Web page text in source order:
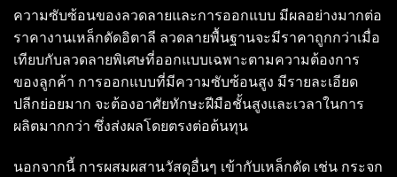
ความซับซ้อนของลวดลายและการออกแบบ มีผลอย่างมากต่อ
ราคางานเหล็กดัดอิตาลี ลวดลายพื้นฐานจะมีราคาถูกกว่าเมื่อ
เทียบกับลวดลายพิเศษที่ออกแบบเฉพาะตามความต้องการ
ของลูกค้า การออกแบบที่มีความซับซ้อนสูง มีรายละเอียด
ปลีกย่อยมาก จะต้องอาศัยทักษะฝีมือชั้นสูงและเวลาในการ
ผลิตมากกว่า ซึ่งส่งผลโดยตรงต่อต้นทุน
นอกจากนี้ การผสมผสานวัสดุอื่นๆ เข้ากับเหล็กดัด เช่น กระจก